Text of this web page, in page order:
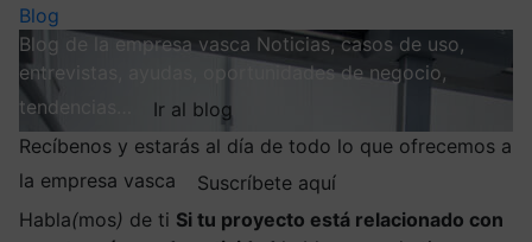
Blog
Blog de la empresa vasca Noticias, casos de uso,
entrevistas, ayudas, oportunidades de negocio,
tendencias…
Ir al blog
Recíbenos y estarás al día de todo lo que ofrecemos a
la empresa vasca
Suscríbete aquí
Habla(mos) de ti Si tu proyecto está relacionado con